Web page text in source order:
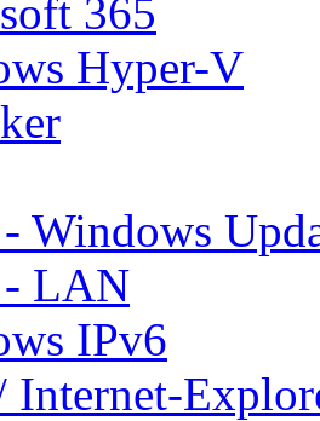
365
Hyper-V
Windows
- LAN
IPv6
Internet-